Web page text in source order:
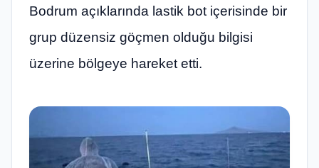
Bodrum açıklarında lastik bot içerisinde bir
grup düzensiz göçmen olduğu bilgisi
üzerine bölgeye hareket etti.